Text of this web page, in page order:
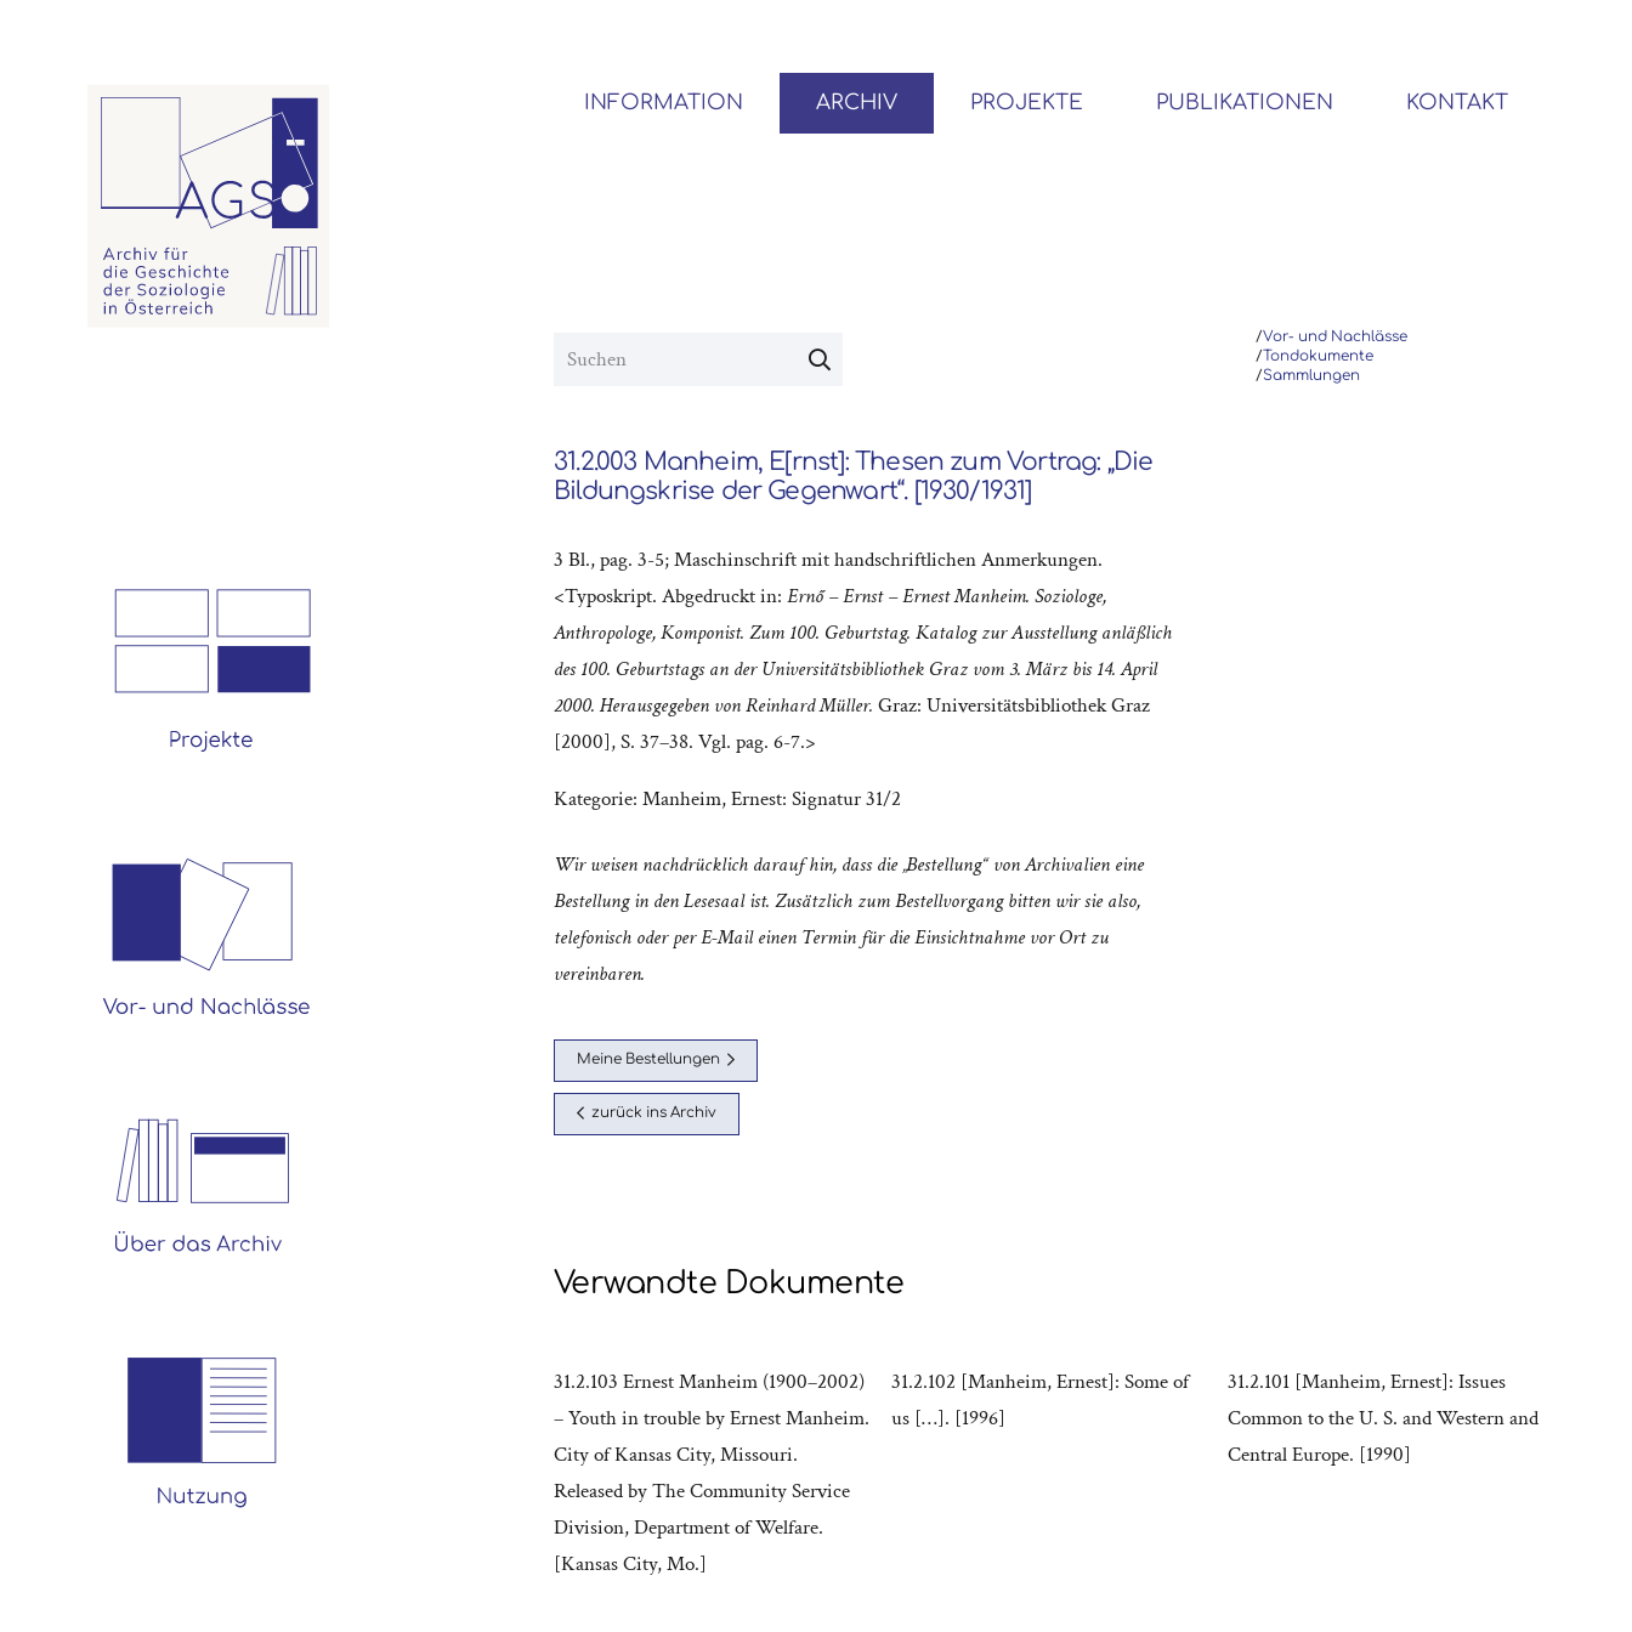
INFORMATION ARCHIV PROJEKTE PUBLIKATIONEN KONTAKT
/Vor- und Nachlässe
/Tondokumente
/Sammlungen
31.2.003 Manheim, E[rnst]: Thesen zum Vortrag: „Die
Bildungskrise der Gegenwart“. [1930/1931]
3 Bl., pag. 3-5; Maschinschrift mit handschriftlichen Anmerkungen.
<Typoskript. Abgedruckt in: Ernő – Ernst – Ernest Manheim. Soziologe,
Anthropologe, Komponist. Zum 100. Geburtstag. Katalog zur Ausstellung anläßlich
des 100. Geburtstags an der Universitätsbibliothek Graz vom 3. März bis 14. April
2000. Herausgegeben von Reinhard Müller. Graz: Universitätsbibliothek Graz
[2000], S. 37–38. Vgl. pag. 6-7.>
Kategorie: Manheim, Ernest: Signatur 31/2
Wir weisen nachdrücklich darauf hin, dass die „Bestellung“ von Archivalien eine
Bestellung in den Lesesaal ist. Zusätzlich zum Bestellvorgang bitten wir sie also,
telefonisch oder per E-Mail einen Termin für die Einsichtnahme vor Ort zu
vereinbaren.
Meine Bestellungen
zurück ins Archiv
Verwandte Dokumente
31.2.103 Ernest Manheim (1900–2002)
– Youth in trouble by Ernest Manheim.
City of Kansas City, Missouri.
Released by The Community Service
Division, Department of Welfare.
[Kansas City, Mo.]
31.2.102 [Manheim, Ernest]: Some of
us […]. [1996]
31.2.101 [Manheim, Ernest]: Issues
Common to the U. S. and Western and
Central Europe. [1990]